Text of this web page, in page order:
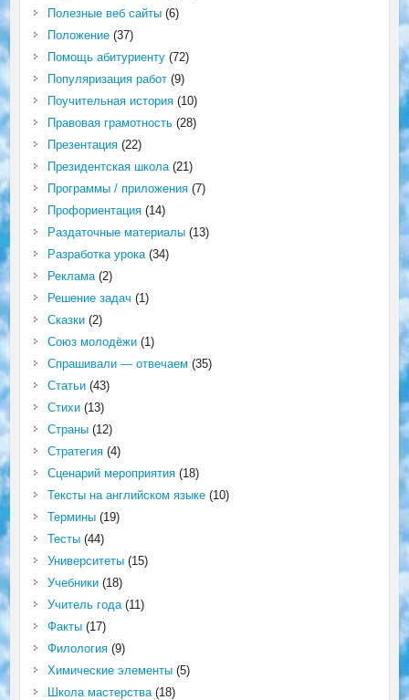
Полезные веб сайты(6)
Положение(37)
Помощь абитуриенту(72)
Популяризация работ(9)
Поучительная история(10)
Правовая грамотность(28)
Презентация(22)
Президентская школа(21)
Программы / приложения(7)
Профориентация(14)
Раздаточные материалы(13)
Разработка урока(34)
Реклама(2)
Решение задач (1)
Сказки(2)
Союз молодёжи(1)
Спрашивали — отвечаем (35)
Статьи(43)
Стихи(13)
Страны(12)
Стратегия(4)
Сценарий мероприятия(18)
Тексты на английском языке(10)
Термины(19)
Тесты(44)
Университеты(15)
Учебники(18)
Учитель года(11)
Факты(17)
Филология(9)
Химические элементы(5)
Школа мастерства(18)